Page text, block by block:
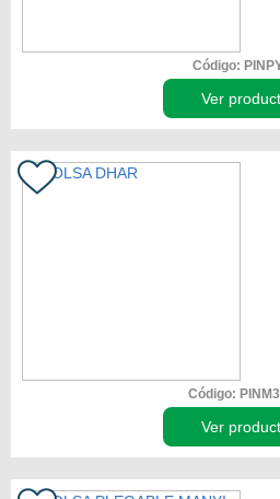
Código:
Ver
Código:
Ver